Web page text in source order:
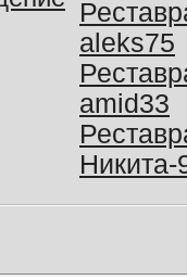
aleks75
amid33
Никита-